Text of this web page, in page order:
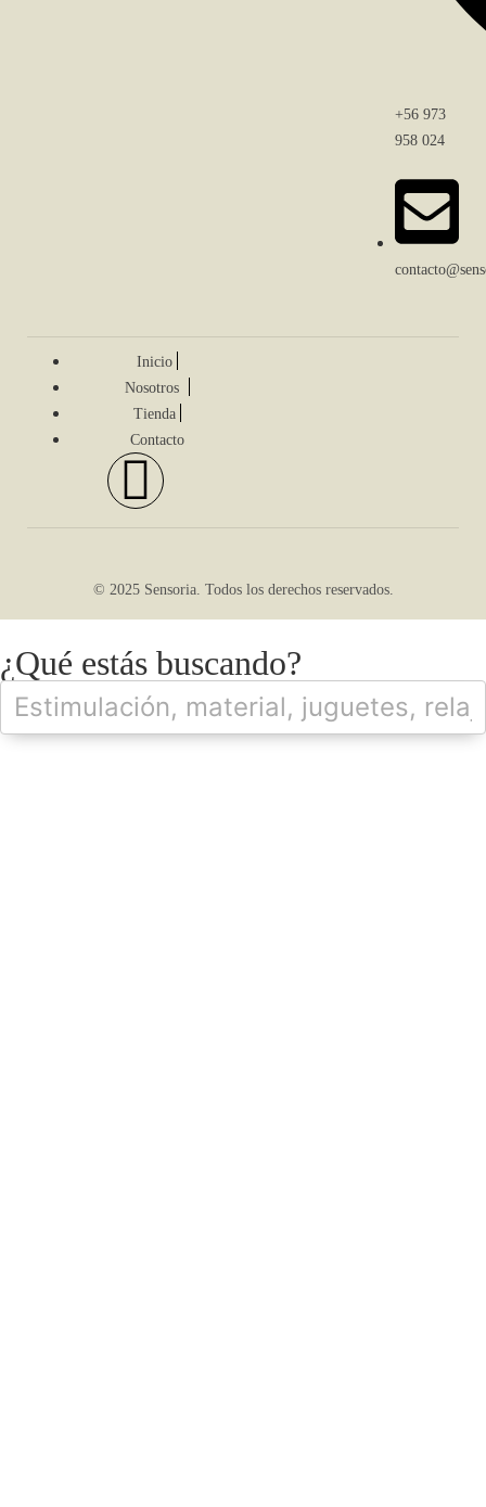
+56 973
958 024
Inicio
Nosotros
Tienda
Contacto
© 2025 Sensoria. Todos los derechos reservados.
¿Qué estás buscando?